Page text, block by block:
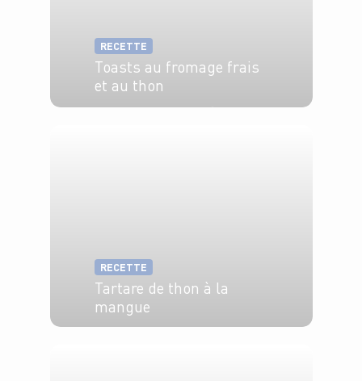
RECETTE
Toasts au fromage frais
et au thon
RECETTE
Tartare de thon à la
mangue